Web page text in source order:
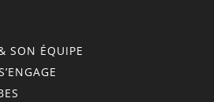
SON ÉQUIPE